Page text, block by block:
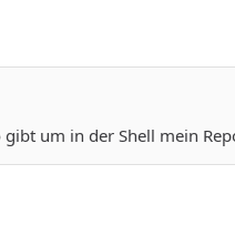
um in der Shell mein